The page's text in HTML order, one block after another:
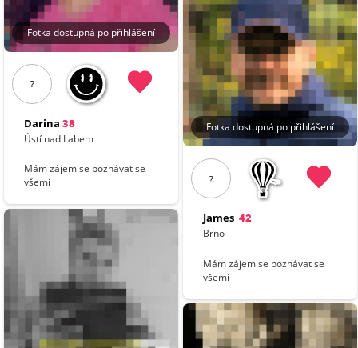
Fotka dostupná po přihlášení
?
Darina 38
Ústí nad Labem
Mám zájem se poznávat se
všemi
Fotka dostupná po přihlášení
?
James 42
Brno
Mám zájem se poznávat se
všemi